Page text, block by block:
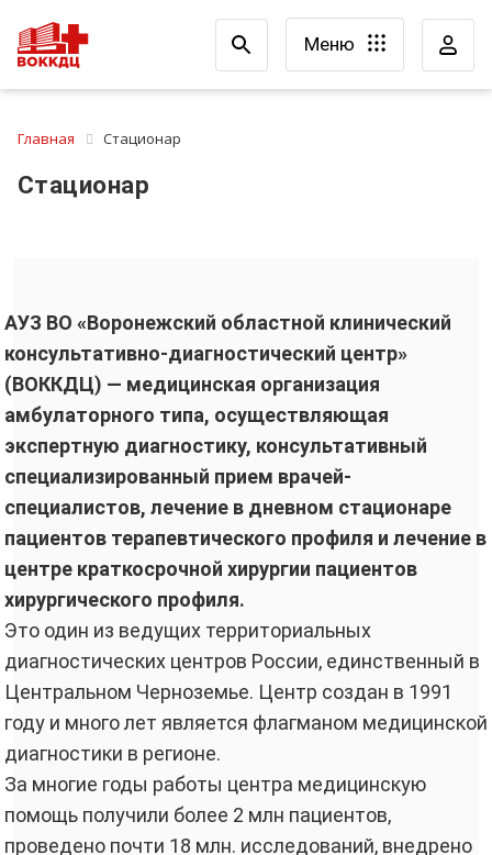
Меню
Главная Стационар
Стационар
АУЗ ВО «Воронежский областной клинический
консультативно-диагностический центр»
(ВОККДЦ) — медицинская организация
амбулаторного типа, осуществляющая
экспертную диагностику, консультативный
специализированный прием врачей-
специалистов, лечение в дневном стационаре
пациентов терапевтического профиля и лечение в
центре краткосрочной хирургии пациентов
хирургического профиля.
Это один из ведущих территориальных
диагностических центров России, единственный в
Центральном Черноземье. Центр создан в 1991
году и много лет является флагманом медицинской
диагностики в регионе.
За многие годы работы центра медицинскую
помощь получили более 2 млн пациентов,
проведено почти 18 млн. исследований, внедрено